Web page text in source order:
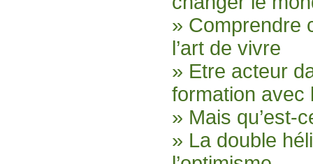
» Comprendre
l’art de vivre
» Etre acteur
formation avec
» Mais qu’est-
» La double